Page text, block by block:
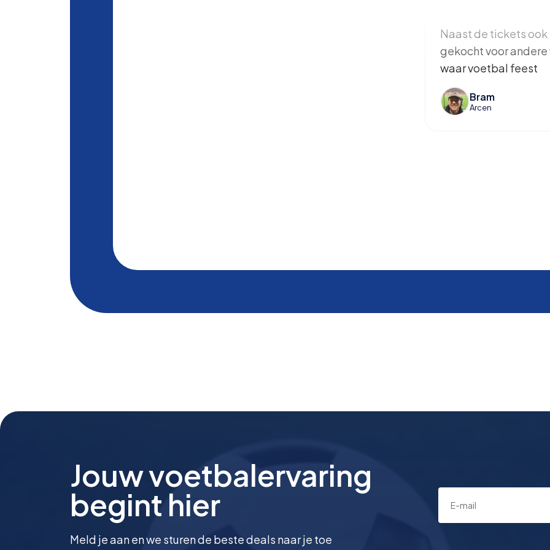
Naast de tickets
gekocht voor
waar voetbal feest
Bram
Arcen
Jouw voetbalervaring
begint hier
Meld je aan en we sturen de beste deals naar je toe